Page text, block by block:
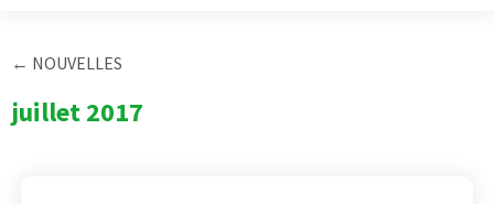
← NOUVELLES
juillet 2017